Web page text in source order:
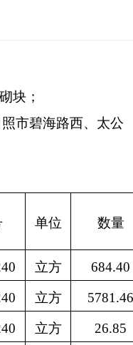
块；
市碧海路西、太公
单位 数量
立方 684.40
立方 5781.46
立方 26.85